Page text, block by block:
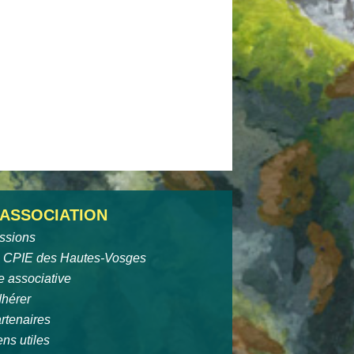
CPIE des Hautes-Vosges
associative
utiles